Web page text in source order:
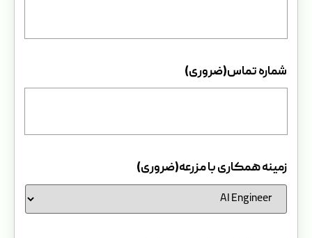
شماره تماس(ضروری)
زمینه همکاری با مزرعه(ضروری)